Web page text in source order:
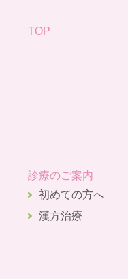
TOP
診療のご案内
初めての方へ
漢方治療